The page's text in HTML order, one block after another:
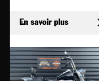
En savoir plus